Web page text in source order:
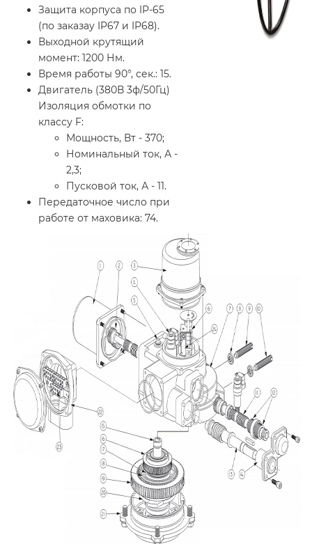
Защита корпуса по IP-65
(по заказау IP67 и IP68).
Выходной крутящий
момент: 1200 Нм.
Время работы 90°, сек.: 15.
Двигатель (380В 3ф/50Гц)
Изоляция обмотки по
классу F:
Мощность, Вт - 370;
Номинальный ток, А -
2,3;
Пусковой ток, А - 11.
Передаточное число при
работе от маховика: 74.